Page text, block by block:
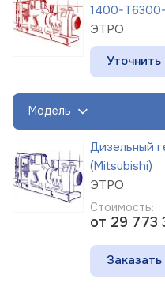
1400-
ЭТРО
Уточнить
Модель
Дизельный
(Mitsubishi)
ЭТРО
Стоимость:
от 29 773
Заказать